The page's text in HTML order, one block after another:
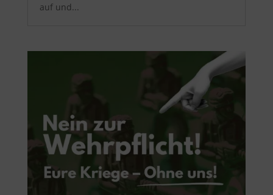
auf und...